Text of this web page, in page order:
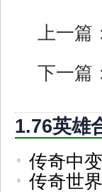
上一篇
下一篇
1.76英雄
传奇中
传奇世